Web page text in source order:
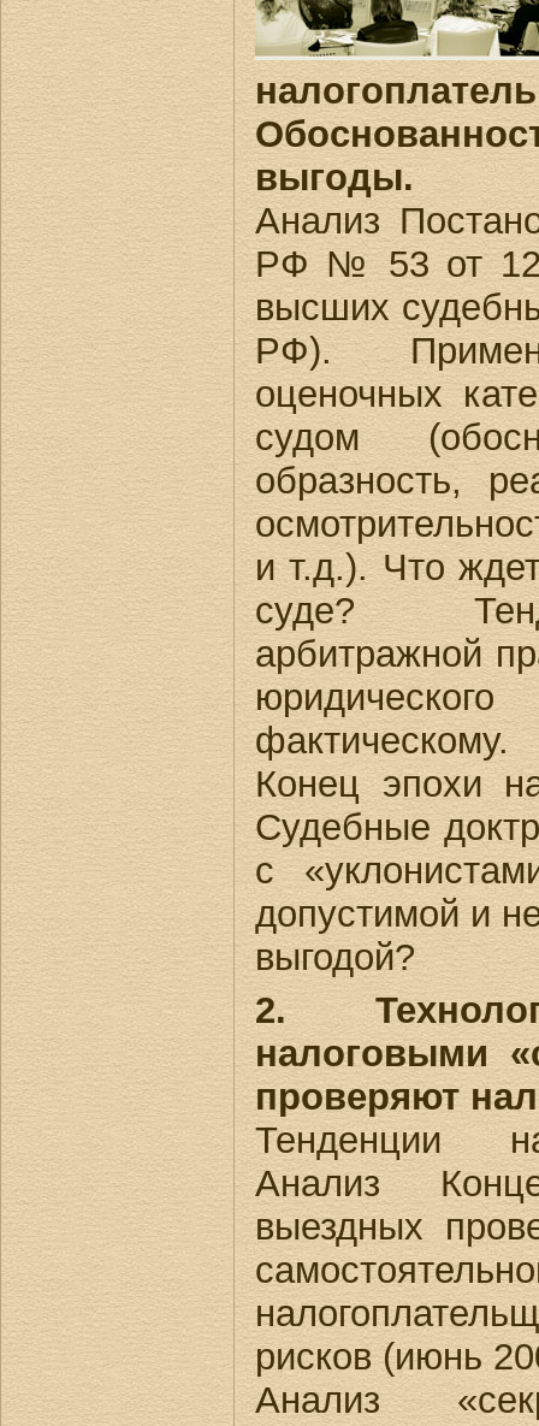
выгоды.
Анализ
РФ № 53 от
высших
РФ).
оценочных
судом
образность,
и т.д.). Что
суде?
арбитражной
фактическому.
Конец эпохи
Судебные
с
допустимой и
выгодой?
2.
налоговыми
проверяют
Тенденции
Анализ
выездных
рисков (июнь
Анализ